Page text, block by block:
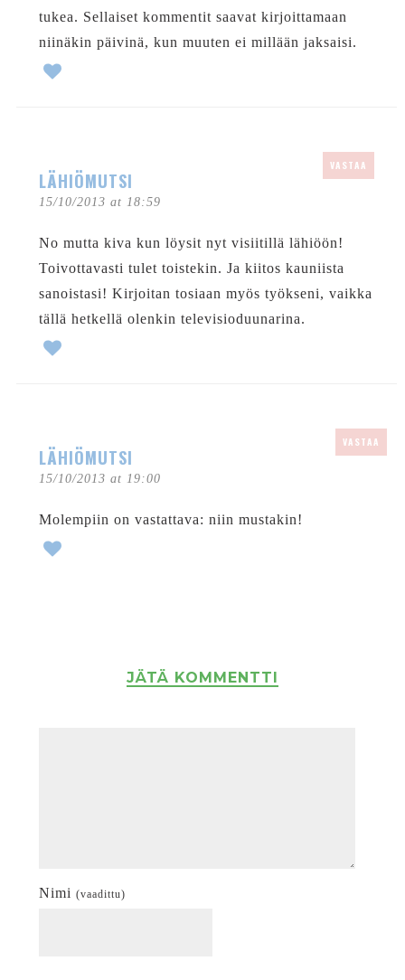
tukea. Sellaiset kommentit saavat kirjoittamaan
niinäkin päivinä, kun muuten ei millään jaksaisi.
LÄHIÖMUTSI
15/10/2013 at 18:59
VASTAA
No mutta kiva kun löysit nyt visiitillä lähiöön!
Toivottavasti tulet toistekin. Ja kiitos kauniista
sanoistasi! Kirjoitan tosiaan myös työkseni, vaikka
tällä hetkellä olenkin televisioduunarina.
LÄHIÖMUTSI
15/10/2013 at 19:00
VASTAA
Molempiin on vastattava: niin mustakin!
JÄTÄ KOMMENTTI
Nimi (vaadittu)